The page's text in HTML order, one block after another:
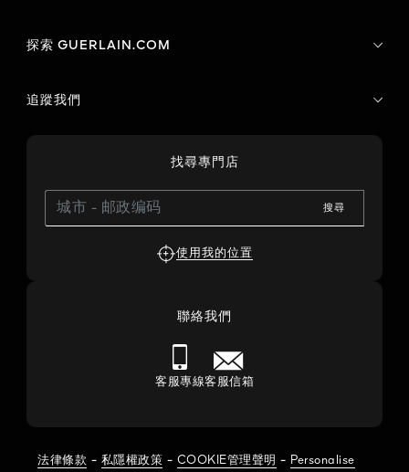
探索 GUERLAIN.COM
追蹤我們
找尋專門店
搜尋
使用我的位置
聯絡我們
客服專線客服信箱
法律條款 - 私隱權政策 - COOKIE管理聲明 - Personalise